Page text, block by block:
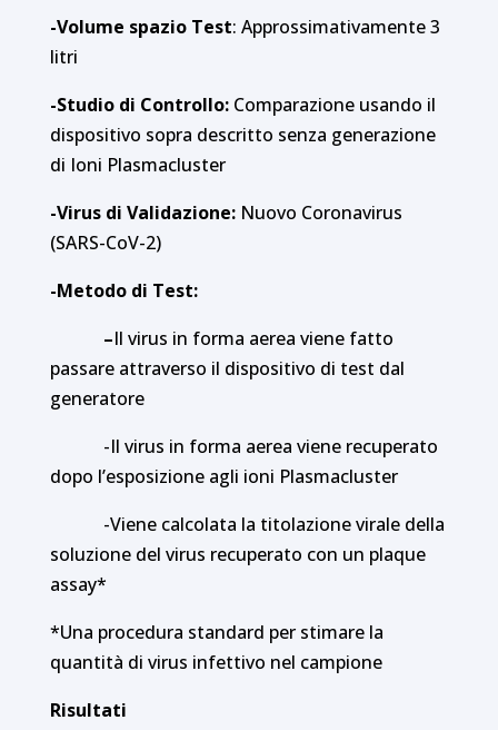
-Volume spazio Test: Approssimativamente 3
litri
-Studio di Controllo: Comparazione usando il
dispositivo sopra descritto senza generazione
di Ioni Plasmacluster
-Virus di Validazione:Nuovo Coronavirus
(SARS-CoV-2)
-Metodo di Test:
–Il virus in forma aerea viene fatto
passare attraverso il dispositivo di test dal
generatore
-Il virus in forma aerea viene recuperato
dopo l’esposizione agli ioni Plasmacluster
-Viene calcolata la titolazione virale della
soluzione del virus recuperato con un plaque
assay*
*Una procedura standard per stimare la
quantità di virus infettivo nel campione
Risultati